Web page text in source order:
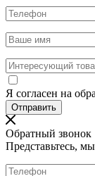
Я согласен на
Обратный звонок
Представьтесь,